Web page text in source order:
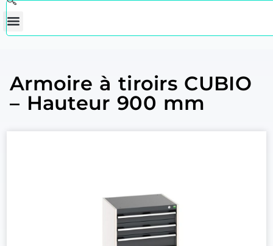
Armoire à tiroirs CUBIO
– Hauteur 900 mm